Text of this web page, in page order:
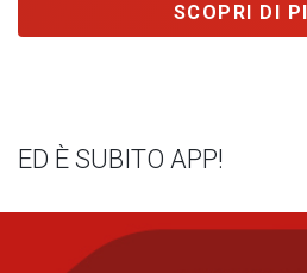
SCOPRI DI
ED È SUBITO APP!